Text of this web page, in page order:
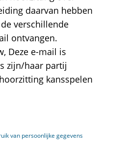
daarvan hebben
verschillende
ontvangen.
Deze e-mail is
zijn/haar partij
kansspelen
van persoonlijke gegevens